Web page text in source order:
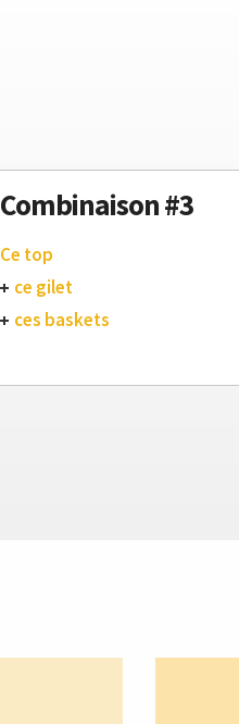
Combinaison #3
Ce top
ce gilet
ces baskets